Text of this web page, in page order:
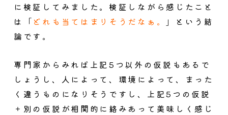
に検証してみました。検証しながら感じたこと
は「 どれも当てはまりそうだなぁ。
」という結
論です。
専門家からみれば上記5つ以外の仮説もあるで
しょうし、人によって、環境によって、まった
く違うものになりそうですし、 上記5つの仮説
＋別の仮説が相関的に絡みあって美味しく感じ